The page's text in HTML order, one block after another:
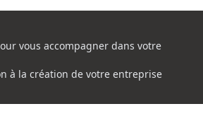
vous accompagner dans votre
à la création de votre entreprise